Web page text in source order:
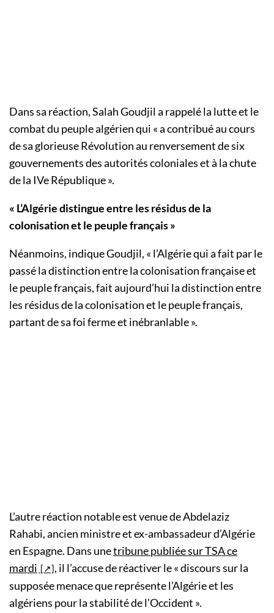
Dans sa réaction, Salah Goudjil a rappelé la lutte et le
combat du peuple algérien qui « a contribué au cours
de sa glorieuse Révolution au renversement de six
gouvernements des autorités coloniales et à la chute
de la IVe République ».
« L’Algérie distingue entre les résidus de la
colonisation et le peuple français »
Néanmoins, indique Goudjil, « l’Algérie qui a fait par le
passé la distinction entre la colonisation française et
le peuple français, fait aujourd’hui la distinction entre
les résidus de la colonisation et le peuple français,
partant de sa foi ferme et inébranlable ».
L’autre réaction notable est venue de Abdelaziz
Rahabi, ancien ministre et ex-ambassadeur d’Algérie
en Espagne. Dans unetribune publiée sur TSA ce
mardi
, il l’accuse de réactiver le « discours sur la
supposée menace que représente l’Algérie et les
algériens pour la stabilité de l’Occident ».